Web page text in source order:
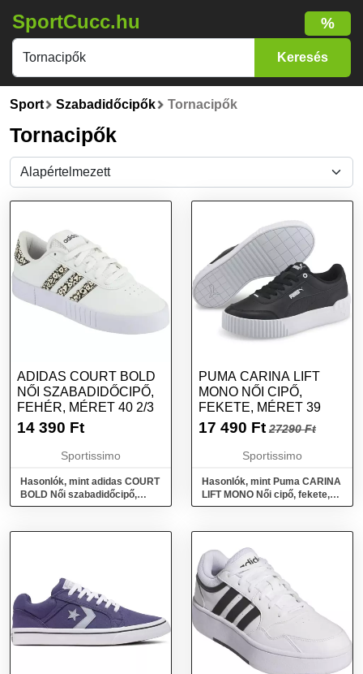
SportCucc.hu %
Sport Szabadidőcipők Tornacipők
Tornacipők
ADIDAS COURT BOLD
NŐI SZABADIDŐCIPŐ,
FEHÉR, MÉRET 40 2/3
14 390 Ft
Sportissimo
Hasonlók, mint adidas COURT
BOLD Női szabadidőcipő,
fehér, méret 40 2/3
PUMA CARINA LIFT
MONO NŐI CIPŐ,
FEKETE, MÉRET 39
17 490 Ft 27290 Ft
Sportissimo
Hasonlók, mint Puma CARINA
LIFT MONO Női cipő, fekete,
méret 39